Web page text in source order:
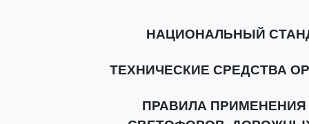
НАЦИОНАЛЬНЫЙ
ТЕХНИЧЕСКИЕ СРЕДСТВА
ПРАВИЛА